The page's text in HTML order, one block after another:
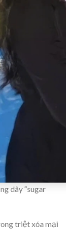
dây “sugar
triệt xóa mại